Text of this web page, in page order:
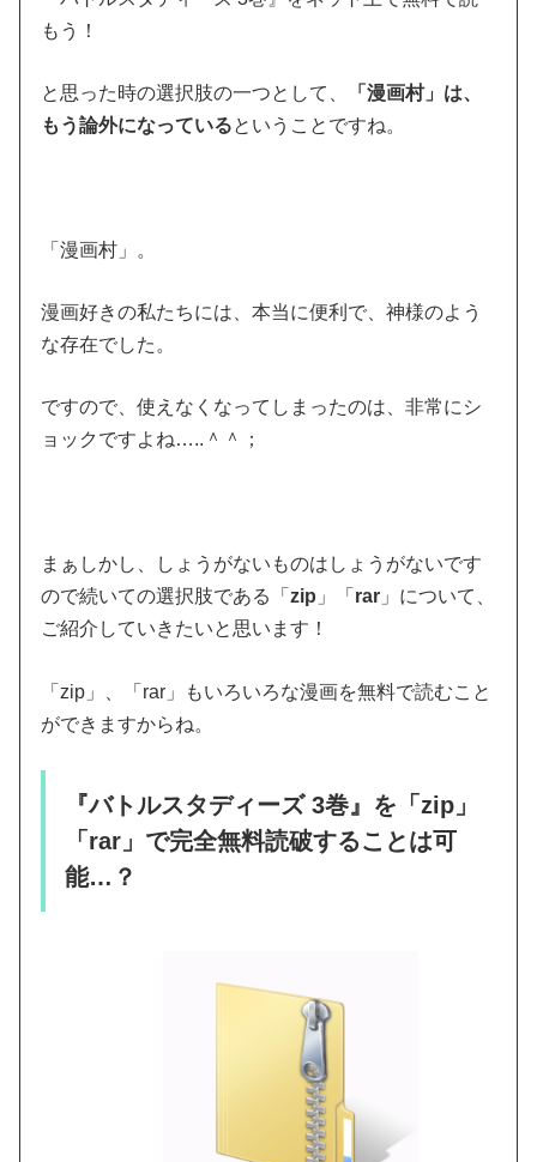
もう！
と思った時の選択肢の一つとして、
「漫画村」は、
もう論外になっているということですね。
「漫画村」。
漫画好きの私たちには、本当に便利で、神様のよう
な存在でした。
ですので、使えなくなってしまったのは、非常にシ
ョックですよね…..＾＾；
まぁしかし、しょうがないものはしょうがないです
ので続いての選択肢である「zip 」「 rar 」について、
ご紹介していきたいと思います！
「zip」、「rar」もいろいろな漫画を無料で読むこと
ができますからね。
『バトルスタディーズ 3巻』を「zip」
「rar」で完全無料読破することは可
能…？